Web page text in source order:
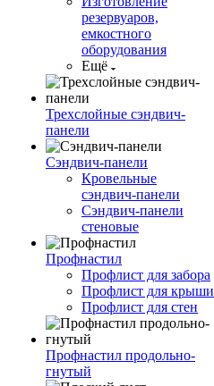
резервуаров,
емкостного
оборудования
Ещё
Трехслойные сэндвич-
панели
Сэндвич-панели
Кровельные
сэндвич-панели
Сэндвич-панели
стеновые
Профнастил
Профлист для забора
Профлист для крыши
Профлист для стен
Профнастил продольно-
гнутый